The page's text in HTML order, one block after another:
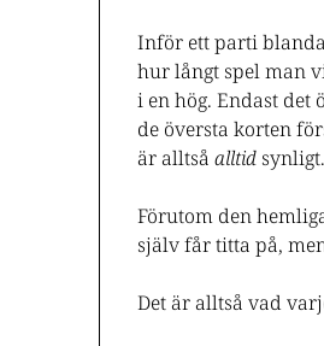
Inför ett parti
hur långt spel man
i en hög. Endast
de översta korten
är alltsåalltid
Förutom den
själv får titta på,
Det är alltså vad